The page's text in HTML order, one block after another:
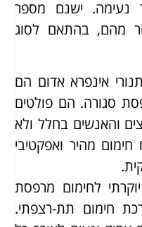
נעימה. ישנם מספר
מהם, בהתאם לסוג
אינפרא אדום הם
סגורה. הם פולטים
והאנשים בחלל ולא
מהיר ואפקטיבי
לחימום מרפסת
חימום תת-רצפתי.